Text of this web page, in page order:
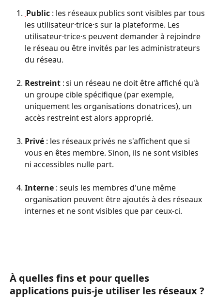
Public : les réseaux publics sont visibles par tous
les utilisateur·trice·s sur la plateforme. Les
utilisateur·trice·s peuvent demander à rejoindre
le réseau ou être invités par les administrateurs
du réseau.
Restreint : si un réseau ne doit être affiché qu'à
un groupe cible spécifique (par exemple,
uniquement les organisations donatrices), un
accès restreint est alors approprié.
Privé : les réseaux privés ne s'affichent que si
vous en êtes membre. Sinon, ils ne sont visibles
ni accessibles nulle part.
Interne : seuls les membres d'une même
organisation peuvent être ajoutés à des réseaux
internes et ne sont visibles que par ceux-ci.
À quelles fins et pour quelles
applications puis-je utiliser les réseaux ?